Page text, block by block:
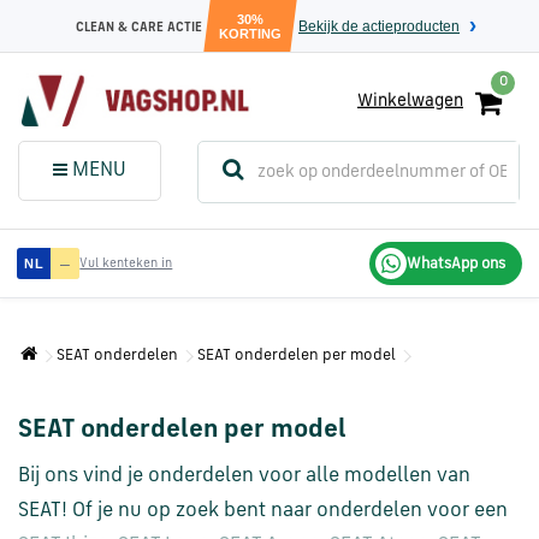
CLEAN & CARE ACTIE
30%
KORTING
Bekijk de actieproducten
0
Winkelwagen
MENU
Menu (Sluit dit
menuvenster)
Audi
onderdelen
Volkswagen
SEAT
onderdelen
NL — Vul kenteken in WhatsApp ons
SEAT onderdelen SEAT onderdelen per model
SEAT onderdelen per model
Bij ons vind je onderdelen voor alle modellen van
SEAT! Of je nu op zoek bent naar onderdelen voor een